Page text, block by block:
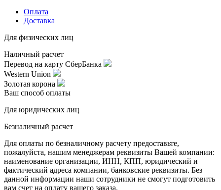
Оплата
Доставка
Для физических лиц
Наличный расчет
Перевод на карту СберБанка
Western Union
Золотая корона
Ваш способ оплаты
Для юридических лиц
Безналичный расчет
Для оплаты по безналичному расчету предоставьте,
пожалуйста, нашим менеджерам реквизиты Вашей компании:
наименование организации, ИНН, КПП, юридический и
фактический адреса компании, банковские реквизиты. Без
данной информации наши сотрудники не смогут подготовить
вам счет на оплату вашего заказа.